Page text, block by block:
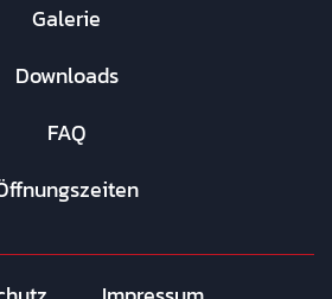
Galerie
Downloads
FAQ